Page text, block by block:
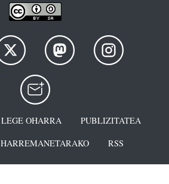
LEGE OHARRA
PUBLIZITATEA
HARREMANETARAKO RSS